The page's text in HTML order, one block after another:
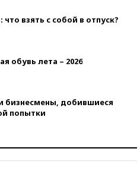
взять с собой в отпуск?
обувь лета – 2026
бизнесмены, добившиеся
попытки